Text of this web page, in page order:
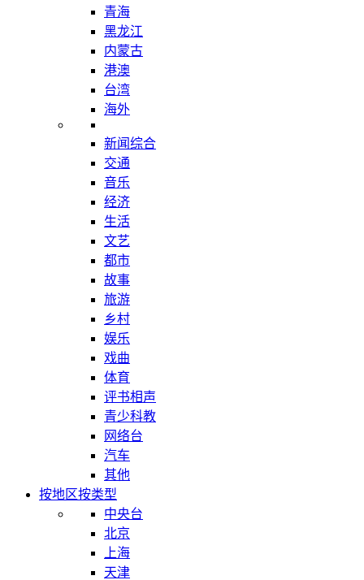
青海
黑龙江
内蒙古
港澳
台湾
海外
新闻综合
交通
音乐
经济
生活
文艺
都市
故事
旅游
乡村
娱乐
戏曲
体育
评书相声
青少科教
网络台
汽车
其他
按地区按类型
中央台
北京
上海
天津